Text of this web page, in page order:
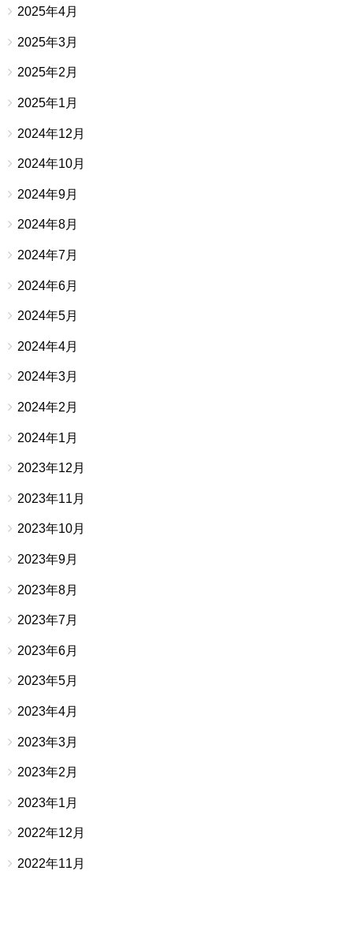
2025年4月
2025年3月
2025年2月
2025年1月
2024年12月
2024年10月
2024年9月
2024年8月
2024年7月
2024年6月
2024年5月
2024年4月
2024年3月
2024年2月
2024年1月
2023年12月
2023年11月
2023年10月
2023年9月
2023年8月
2023年7月
2023年6月
2023年5月
2023年4月
2023年3月
2023年2月
2023年1月
2022年12月
2022年11月